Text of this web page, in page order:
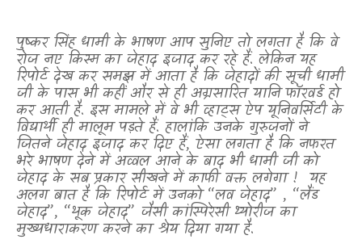
पुष्कर सिंह धामी के भाषण आप सुनिए तो लगता है कि वे
रोज नए किस्म का जेहाद इजाद कर रहे हैं. लेकिन यह
रिपोर्ट देख कर समझ में आता है कि जेहादों की सूची धामी
जी के पास भी कहीं और से ही अग्रसारित यानि फॉरवर्ड हो
कर आती है. इस मामले में वे भी व्हाट्स ऐप यूनिवर्सिटी के
विद्यार्थी ही मालूम पड़ते हैं. हालांकि उनके गुरुजनों ने
जितने जेहाद इजाद कर दिए हैं, ऐसा लगता है कि नफरत
भरे भाषण देने में अव्वल आने के बाद भी धामी जी को
जेहाद के सब प्रकार सीखने में काफी वक्त लगेगा ! यह
अलग बात है कि रिपोर्ट में उनको “लव जेहाद” , “लैंड
जेहाद”, “थूक जेहाद” जैसी कांस्पिरेसी थ्योरीज का
मुख्यधाराकरण करने का श्रेय दिया गया है.